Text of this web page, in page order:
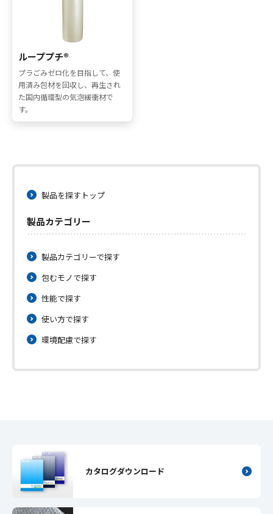
ループプチ®
プラごみゼロ化を目指して、使
用済み包材を回収し、再生され
た国内循環型の気泡緩衝材で
す。
製品を探すトップ
製品カテゴリー
製品カテゴリーで探す
包むモノで探す
性能で探す
使い方で探す
環境配慮で探す
カタログダウンロード